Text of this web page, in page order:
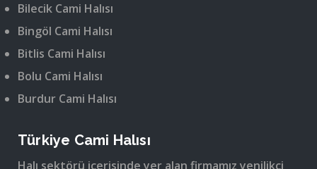
Bilecik Cami Halısı
Bingöl Cami Halısı
Bitlis Cami Halısı
Bolu Cami Halısı
Burdur Cami Halısı
Türkiye Cami Halısı
Halı sektörü içerisinde yer alan firmamız yenilikçi